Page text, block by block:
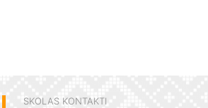
SKOLAS KONTAKTI